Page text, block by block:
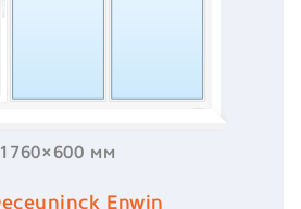
1760×600 мм
Enwin